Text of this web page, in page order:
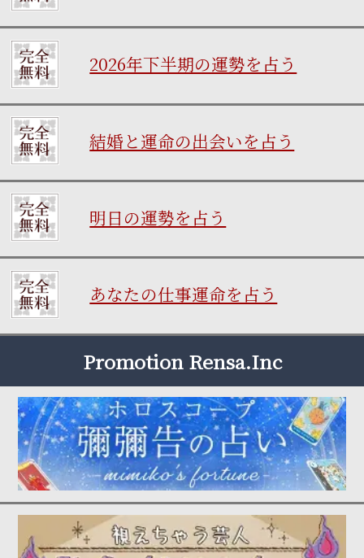
2026年下半期の運勢を占う
結婚と運命の出会いを占う
明日の運勢を占う
あなたの仕事運命を占う
Promotion Rensa.Inc